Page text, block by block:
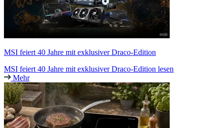
MSI feiert 40 Jahre mit exklusiver Draco-Edition
MSI feiert 40 Jahre mit exklusiver Draco-Edition lesen
Mehr